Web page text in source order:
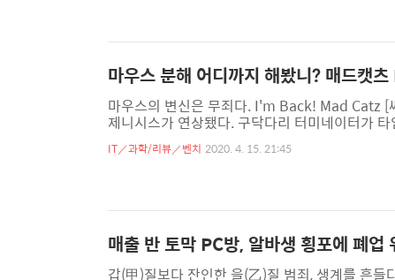
마우스 분해 어디까지 해봤니? 매드캣
마우스의 변신은 무죄다. I'm Back! Mad Catz
제니시스가 연상됐다. 구닥다리 터미네이터가
지만, 실상은 반대였다. 오히려 업그레이드되었
이 늘어났다. 한동안 조용했던 매드캣츠 아니 망
IT／과학/리뷰／벤치 2020. 4. 15. 21:45
매출 반 토막 PC방, 알바생 횡포에 폐업
갑(甲)질보다 잔인한 을(乙)질 범죄, 생계를 흔